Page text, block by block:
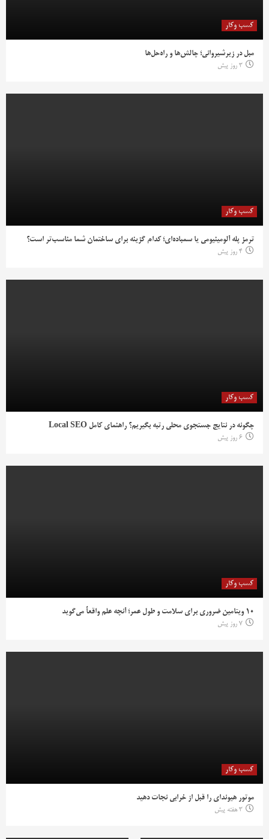
کسب وکار
مبل در زیرشیروانی؛ چالش‌ها و راه‌حل‌ها
3 روز پیش
کسب وکار
ترمز پله آلومینیومی یا سمباده‌ای؛ کدام گزینه برای ساختمان شما مناسب‌تر است؟
4 روز پیش
کسب وکار
چگونه در نتایج جستجوی محلی رتبه بگیریم؟ راهنمای کامل Local SEO
6 روز پیش
کسب وکار
۱۰ ویتامین ضروری برای سلامت و طول عمر؛ آنچه علم واقعاً می‌گوید
7 روز پیش
کسب وکار
موتور هیوندای را قبل از خرابی نجات دهید
3 هفته پیش